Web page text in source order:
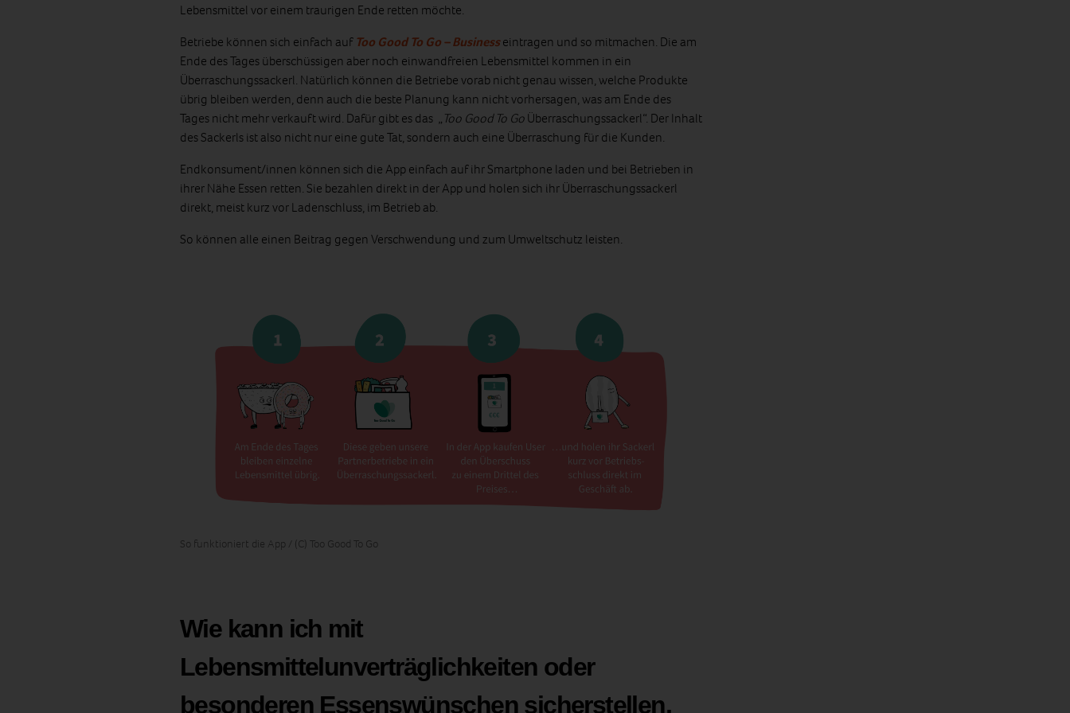
Lebensmittel vor einem traurigen Ende retten möchte.
Betriebe können sich einfach auf Too Good To Go – Businesseintragen und so mitmachen. Die am
Ende des Tages überschüssigen aber noch einwandfreien Lebensmittel kommen in ein
Überraschungssackerl. Natürlich können die Betriebe vorab nicht genau wissen, welche Produkte
übrig bleiben werden, denn auch die beste Planung kann nicht vorhersagen, was am Ende des
Tages nicht mehr verkauft wird. Dafür gibt es das „Too Good To GoÜberraschungssackerl“. Der Inhalt
des Sackerls ist also nicht nur eine gute Tat, sondern auch eine Überraschung für die Kunden.
Endkonsument/innen können sich die App einfach auf ihr Smartphone laden und bei Betrieben in
ihrer Nähe Essen retten. Sie bezahlen direkt in der App und holen sich ihr Überraschungssackerl
direkt, meist kurz vor Ladenschluss, im Betrieb ab.
So können alle einen Beitrag gegen Verschwendung und zum Umweltschutz leisten.
So funktioniert die App / (C) Too Good To Go
Wie kann ich mit
Lebensmittelunverträglichkeiten oder
besonderen Essenswünschen sicherstellen,